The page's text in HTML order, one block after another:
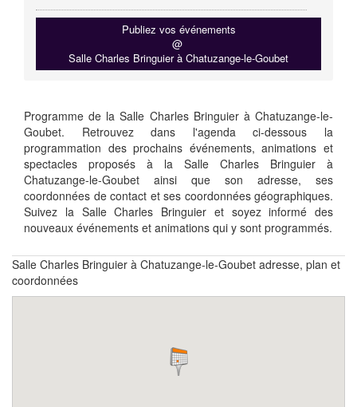
Publiez vos événements
@
Salle Charles Bringuier à Chatuzange-le-Goubet
Programme de la Salle Charles Bringuier à Chatuzange-le-
Goubet. Retrouvez dans l'agenda ci-dessous la
programmation des prochains événements, animations et
spectacles proposés à la Salle Charles Bringuier à
Chatuzange-le-Goubet ainsi que son adresse, ses
coordonnées de contact et ses coordonnées géographiques.
Suivez la Salle Charles Bringuier et soyez informé des
nouveaux événements et animations qui y sont programmés.
Salle Charles Bringuier à Chatuzange-le-Goubet adresse, plan et
coordonnées